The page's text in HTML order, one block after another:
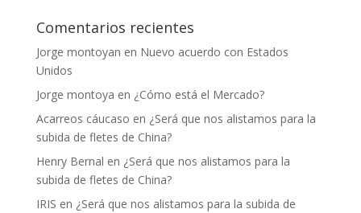
Comentarios recientes
Jorge montoyan en Nuevo acuerdo con Estados
Unidos
Jorge montoya en ¿Cómo está el Mercado?
Acarreos cáucaso en ¿Será que nos alistamos para la
subida de fletes de China?
Henry Bernal en ¿Será que nos alistamos para la
subida de fletes de China?
IRIS en ¿Será que nos alistamos para la subida de